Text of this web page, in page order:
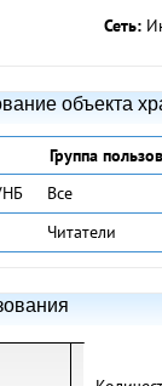
Сеть:
объекта
Группа
Все
Читатели